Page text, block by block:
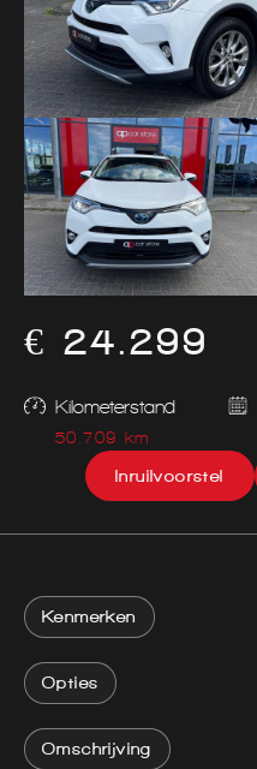
€ 24.299
Kilometerstand
50.709 km
Inruilvoorstel
Kenmerken
Opties
Omschrijving